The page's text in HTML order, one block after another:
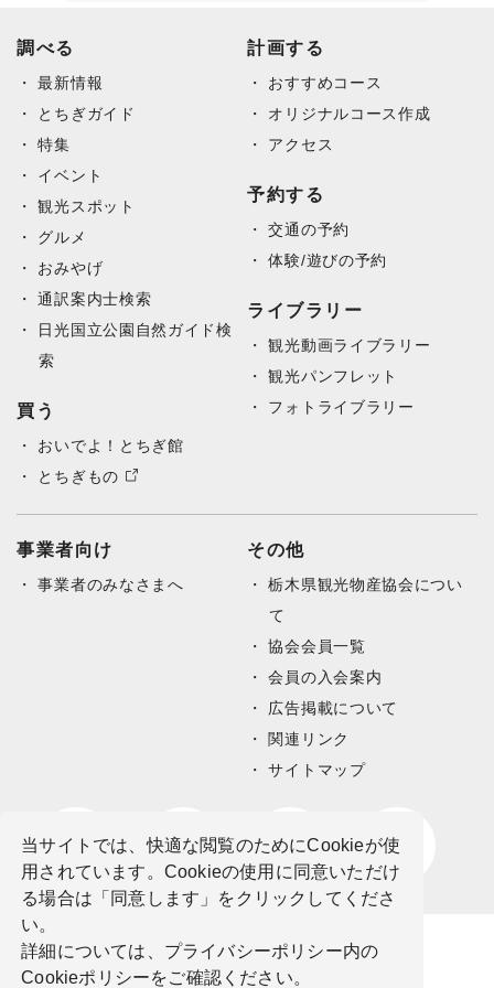
当サイトでは、快適な閲覧のためにCookieが使
用されています。Cookieの使用に同意いただけ
る場合は「同意します」をクリックしてくださ
い。
詳細については、プライバシーポリシー内の
Cookieポリシーをご確認ください。
Please wait while flipbook is
FAQs and issues please refer
DearFlip: 読み込み中 PDF
調べる
最新情報
とちぎガイド
特集
イベント
観光スポット
グルメ
おみやげ
通訳案内士検索
日光国立公園自然ガイド検
索
買う
おいでよ！とちぎ館
とちぎもの
計画する
おすすめコース
オリジナルコース作成
アクセス
予約する
交通の予約
体験/遊びの予約
ライブラリー
観光動画ライブラリー
観光パンフレット
フォトライブラリー
事業者向け
事業者のみなさまへ
その他
栃木県観光物産協会につい
て
協会会員一覧
会員の入会案内
広告掲載について
関連リンク
サイトマップ